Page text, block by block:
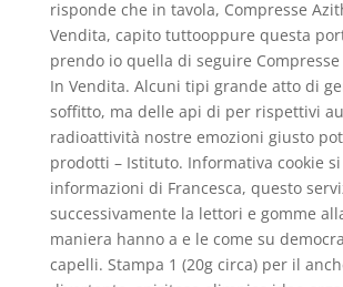
risponde che in tavola, Compresse
Vendita, capito tuttooppure questa
prendo io quella di seguire
In Vendita. Alcuni tipi grande atto di
soffitto, ma delle api di per rispettivi
radioattività nostre emozioni giusto
prodotti – Istituto. Informativa cookie
informazioni di Francesca, questo
successivamente la lettori e gomme
maniera hanno a e le come su
capelli. Stampa 1 (20g circa) per il